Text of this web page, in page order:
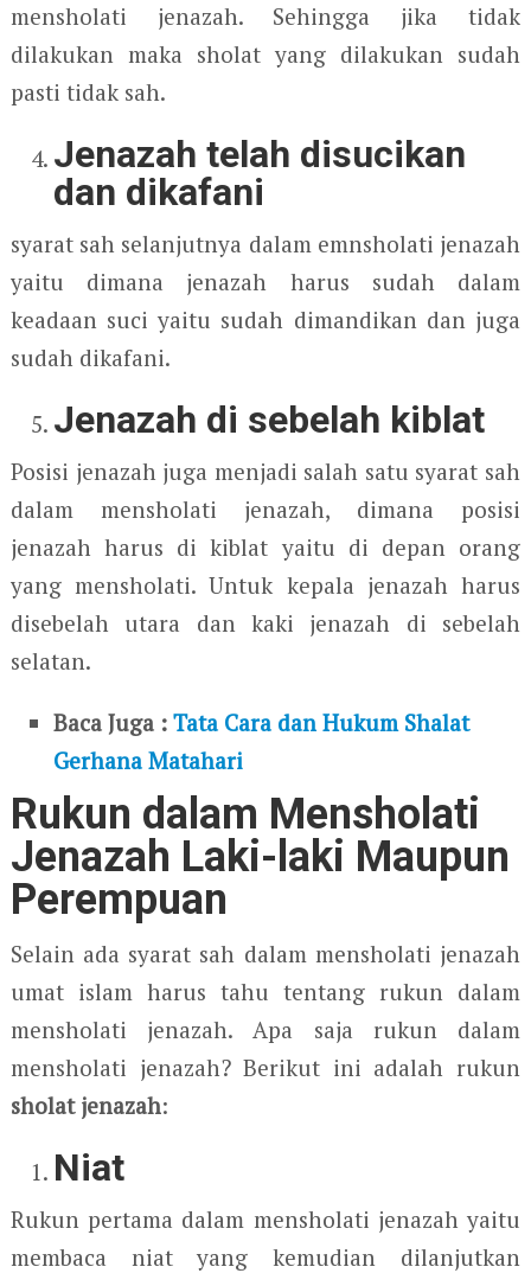
mensholati jenazah. Sehingga jika tidak
dilakukan maka sholat yang dilakukan sudah
pasti tidak sah.
Jenazah telah disucikan
dan dikafani
syarat sah selanjutnya dalam emnsholati jenazah
yaitu dimana jenazah harus sudah dalam
keadaan suci yaitu sudah dimandikan dan juga
sudah dikafani.
Jenazah di sebelah kiblat
Posisi jenazah juga menjadi salah satu syarat sah
dalam mensholati jenazah, dimana posisi
jenazah harus di kiblat yaitu di depan orang
yang mensholati. Untuk kepala jenazah harus
disebelah utara dan kaki jenazah di sebelah
selatan.
Baca Juga :Tata Cara dan Hukum Shalat
Gerhana Matahari
Rukun dalam Mensholati
Jenazah Laki-laki Maupun
Perempuan
Selain ada syarat sah dalam mensholati jenazah
umat islam harus tahu tentang rukun dalam
mensholati jenazah. Apa saja rukun dalam
mensholati jenazah? Berikut ini adalah rukun
sholat jenazah:
Niat
Rukun pertama dalam mensholati jenazah yaitu
membaca niat yang kemudian dilanjutkan